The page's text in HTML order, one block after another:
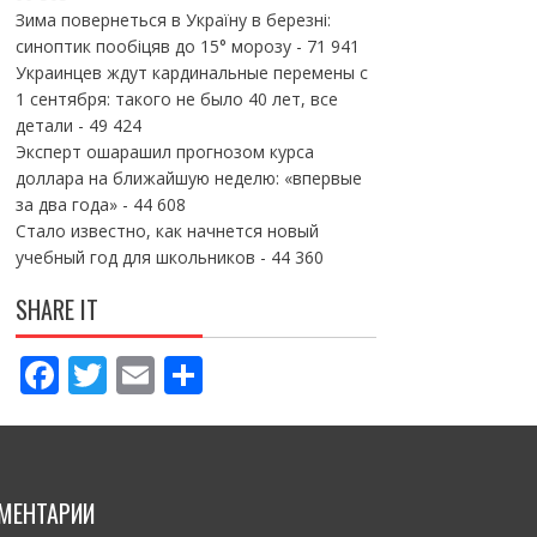
Зима повернеться в Україну в березні:
синоптик пообіцяв до 15° морозу- 71 941
Украинцев ждут кардинальные перемены с
1 сентября: такого не было 40 лет, все
детали - 49 424
Эксперт ошарашил прогнозом курса
доллара на ближайшую неделю: «впервые
за два года»- 44 608
Стало известно, как начнется новый
учебный год для школьников - 44 360
SHARE IT
F
ac
b
T
w
E
m
П
о